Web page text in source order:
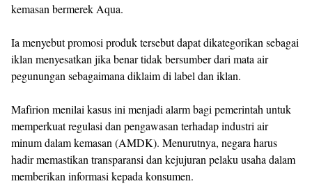
kemasan bermerek Aqua.
Ia menyebut promosi produk tersebut dapat dikategorikan sebagai
iklan menyesatkan jika benar tidak bersumber dari mata air
pegunungan sebagaimana diklaim di label dan iklan.
Mafirion menilai kasus ini menjadi alarm bagi pemerintah untuk
memperkuat regulasi dan pengawasan terhadap industri air
minum dalam kemasan (AMDK). Menurutnya, negara harus
hadir memastikan transparansi dan kejujuran pelaku usaha dalam
memberikan informasi kepada konsumen.